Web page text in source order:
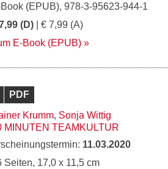
Book (EPUB), 978-3-95623-944-1
(D) | € 7,99 (A)
E-Book (EPUB)
PDF
Krumm, Sonja Wittig
MINUTEN TEAMKULTUR
11.03.2020
Seiten, 17,0 x 11,5 cm